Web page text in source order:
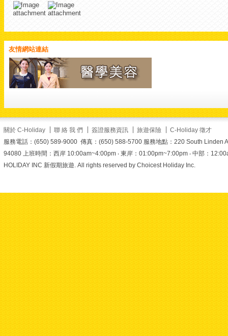
標—金蓮花廣場
矗立於新口岸高美士街
金蓮花廣場中央的「盛
世蓮花」大型雕塑，高
藍天空與陽光照耀下，
金色蓮花盛開得栩栩如
生、金碧輝煌！
名時使用折扣碼
SUMMER，另有折扣
喔！名額有限，趕快揪
友情網站連結
關於 C-Holiday 聯 絡 我 們 簽證服務資訊 旅遊保險
C-Holiday 徵才
服務電話：(650) 589-9000 傳真：(650) 588-5700 服務地點：220 South Linden
94080 上班時間：西岸 10:00am~4:00pm ‧ 東岸：01:00pm~7:00pm ‧ 中部：
HOLIDAY INC 新假期旅遊. All rights reserved by Choicest Holiday Inc.